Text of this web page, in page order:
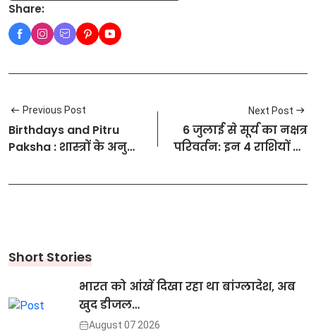
Share:
Previous Post
Birthdays and Pitru
Paksha : शास्त्रों के अनुसार
Next Post
6 जुलाई से सूर्य का नक्षत्र
परिवर्तन: इन 4 राशियों की
छप्परफाड़ धन
Short Stories
भारत को आंखें दिखा रहा था बांग्लादेश, अब
खुद डीजल…
August 07 2026